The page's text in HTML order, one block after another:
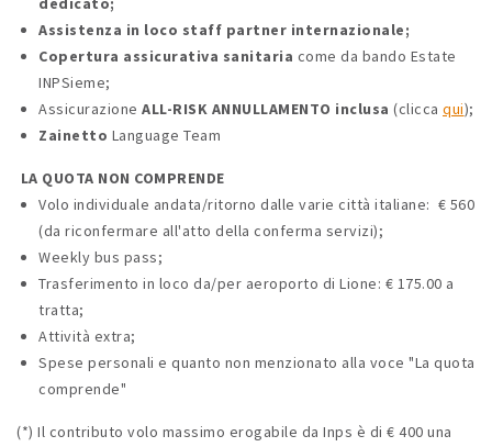
Assistenza in loco staff partner internazionale;
Copertura assicurativa sanitaria come da bando Estate
INPSieme;
Assicurazione ALL-RISK ANNULLAMENTO inclusa (clicca qui);
Zainetto Language Team
LA QUOTA NON COMPRENDE
Volo individuale andata/ritorno dalle varie città italiane: € 560
(da riconfermare all'atto della conferma servizi);
Weekly bus pass;
Trasferimento in loco da/per aeroporto di Lione: € 175.00 a
tratta;
Attività extra;
Spese personali e quanto non menzionato alla voce "La quota
comprende"
(*) Il contributo volo massimo erogabile da Inps è di € 400 una